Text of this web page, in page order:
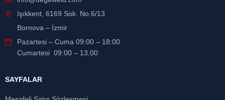
Işıkkent, 6169 Sok. No.6/13
Bornova – İzmir
Pazartesi – Cuma 09:00 – 18:00
Cumartesi 09:00 – 13.00
SAYFALAR